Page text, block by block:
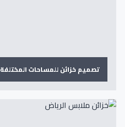
تصميم خزائن للمساحات المختلفة